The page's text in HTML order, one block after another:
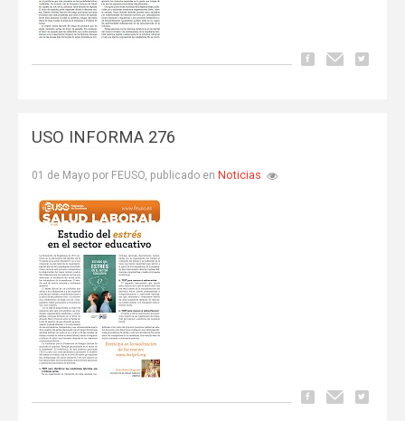
USO INFORMA 276
01 de Mayo por FEUSO, publicado en Noticias